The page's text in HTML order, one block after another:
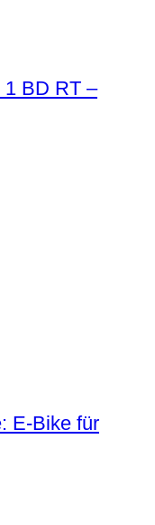
1 BD RT –
E-Bike für